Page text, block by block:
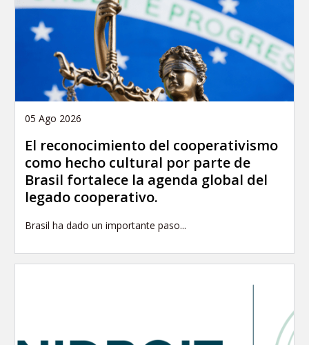
05 Ago 2026
El reconocimiento del cooperativismo
como hecho cultural por parte de
Brasil fortalece la agenda global del
legado cooperativo.
Brasil ha dado un importante paso...